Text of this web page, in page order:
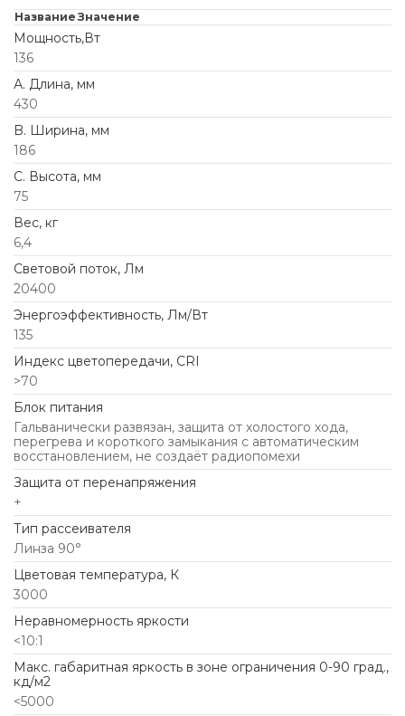
Название Значение
Мощность,Вт
136
А. Длина, мм
430
B. Ширина, мм
186
C. Высота, мм
75
Вес, кг
6,4
Световой поток, Лм
20400
Энергоэффективность, Лм/Вт
135
Индекс цветопередачи, CRI
>70
Блок питания
Гальванически развязан, защита от холостого хода,
перегрева и короткого замыкания с автоматическим
восстановлением, не создаёт радиопомехи
Защита от перенапряжения
+
Тип рассеивателя
Линза 90°
Цветовая температура, К
3000
Неравномерность яркости
<10:1
Макс. габаритная яркость в зоне ограничения 0-90 град.,
кд/м2
<5000